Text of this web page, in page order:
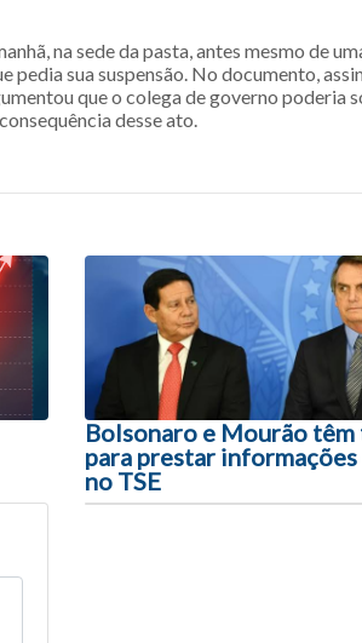
na sede da pasta, antes mesmo de
pedia sua suspensão. No documento,
que o colega de governo poderia
desse ato.
Bolsonaro e Mourão têm
para prestar informações
no TSE